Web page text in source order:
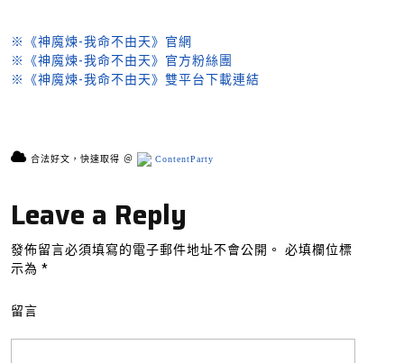
※《神魔煉-我命不由天》官網
※《神魔煉-我命不由天》官方粉絲團
※《神魔煉-我命不由天》雙平台下載連結
合法好文，快速取得 ＠ ContentParty
Leave a Reply
發佈留言必須填寫的電子郵件地址不會公開。 必填欄位標
示為 *
留言